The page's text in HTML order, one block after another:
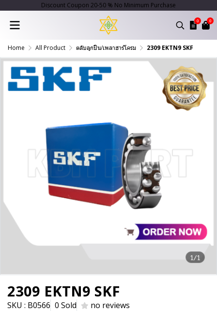
Discount Coupon 20-50 % No Minimum Purchase
0 0
Home All Product ตลับลูกปืน/เพลาฮาร์โครม 2309 EKTN9 SKF
1/1
2309 EKTN9 SKF
SKU : B0566 0 Sold
no reviews